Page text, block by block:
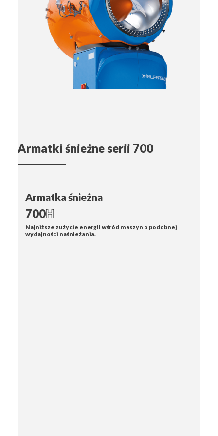
Armatki śnieżne serii 700
Armatka śnieżna
700H
Najniższe zużycie energii wśród maszyn o podobnej
wydajności naśnieżania.